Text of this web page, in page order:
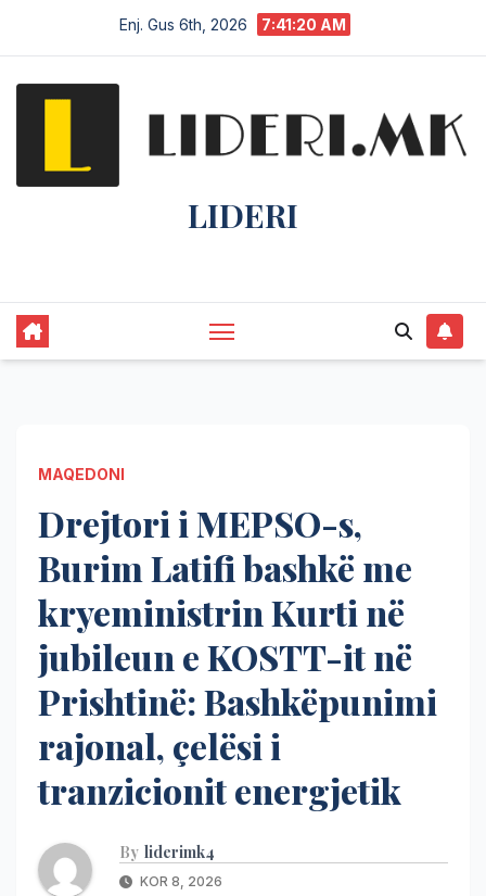
Enj. Gus 6th, 2026 7:41:21 AM
LIDERI
MAQEDONI
Drejtori i MEPSO-s,
Burim Latifi bashkë me
kryeministrin Kurti në
jubileun e KOSTT-it në
Prishtinë: Bashkëpunimi
rajonal, çelësi i
tranzicionit energjetik
By liderimk4
KOR 8, 2026